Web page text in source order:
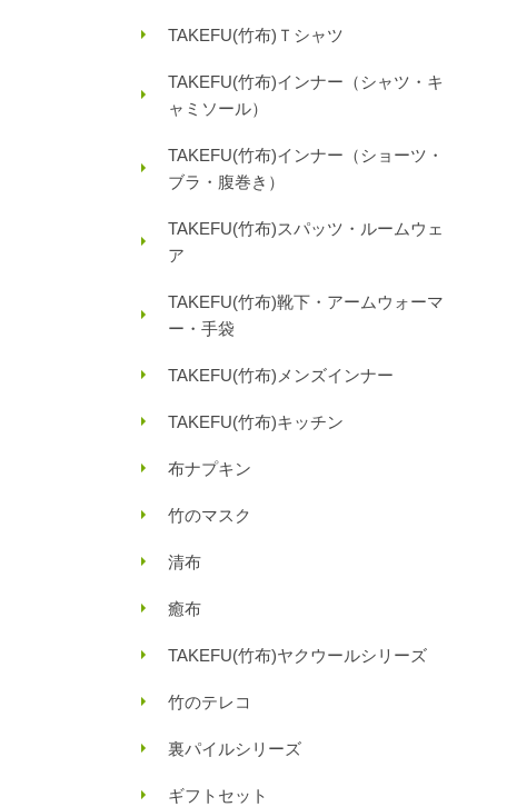
TAKEFU(竹布)Ｔシャツ
TAKEFU(竹布)インナー（シャツ・キ
ャミソール）
TAKEFU(竹布)インナー（ショーツ・
ブラ・腹巻き）
TAKEFU(竹布)スパッツ・ルームウェ
ア
TAKEFU(竹布)靴下・アームウォーマ
ー・手袋
TAKEFU(竹布)メンズインナー
TAKEFU(竹布)キッチン
布ナプキン
竹のマスク
清布
癒布
TAKEFU(竹布)ヤクウールシリーズ
竹のテレコ
裏パイルシリーズ
ギフトセット